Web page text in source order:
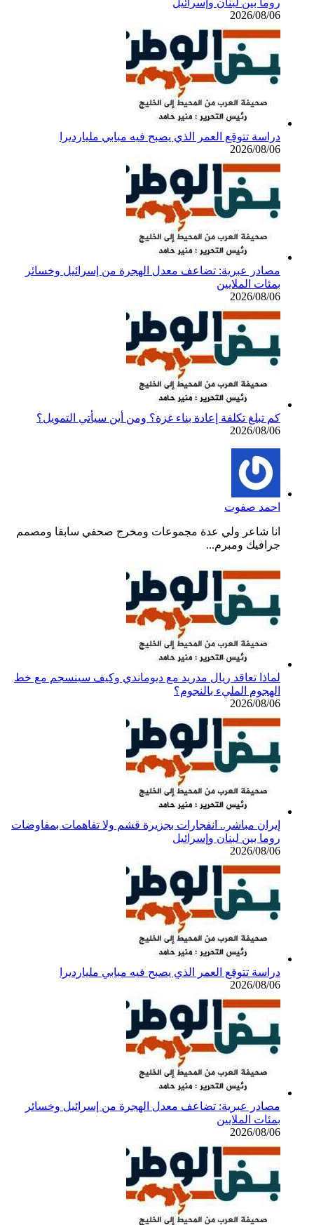
روما بين لبنان وإسرائيل
2026/08/06
دراسة تتوقع العمر الذي يصبح فيه مبابي مليارديرا
2026/08/06
مصادر عبرية: تضاعف معدل الهجرة من إسرائيل وخسائر
بمئات الملايين
2026/08/06
كم تبلغ تكلفة إعادة بناء غزة؟ ومن أين سيأتي التمويل؟
2026/08/06
احمد صفوت
انا شاعر ولي عدة مجموعات ومخرج صحفي سابقا ومصمم
جرافيك ومبرم...
لماذا تعاقد ريال مدريد مع ديوماندي وكيف سينسجم مع خط
الهجوم المليء بالنجوم؟
2026/08/06
إيران مباشر.. انفجارات بجزيرة قشم ولا تفاهمات بمفاوضات
روما بين لبنان وإسرائيل
2026/08/06
دراسة تتوقع العمر الذي يصبح فيه مبابي مليارديرا
2026/08/06
مصادر عبرية: تضاعف معدل الهجرة من إسرائيل وخسائر
بمئات الملايين
2026/08/06